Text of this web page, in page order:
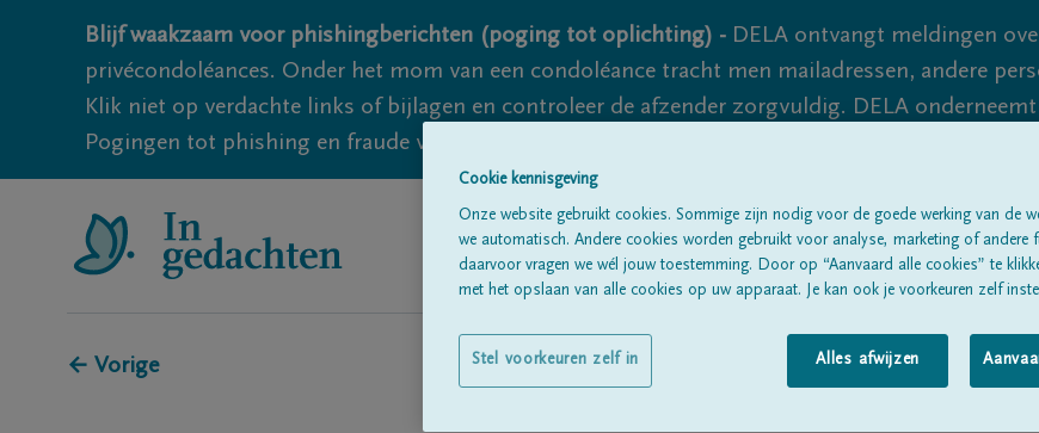
Blijf waakzaam voor phishingberichten (poging tot oplichting) - DELA ontvangt meldingen
privécondoléances. Onder het mom van een condoléance tracht men mailadressen, andere
Klik niet op verdachte links of bijlagen en controleer de afzender zorgvuldig. DELA
Pogingen tot phishing en fraude vallen echter nooit volledig uit te sluiten, dus blijf waakzaam.
Alle rouwberichten Over
← Vorige
Cookie kennisgeving
Onze website gebruikt cookies. Sommige zijn nodig voor de goede werking van de
we automatisch. Andere cookies worden gebruikt voor analyse, marketing of andere
daarvoor vragen we wél jouw toestemming. Door op “Aanvaard alle cookies” te
met het opslaan van alle cookies op uw apparaat. Je kan ook je voorkeuren zelf
Alles afwijzen
Stel voorkeuren zelf in